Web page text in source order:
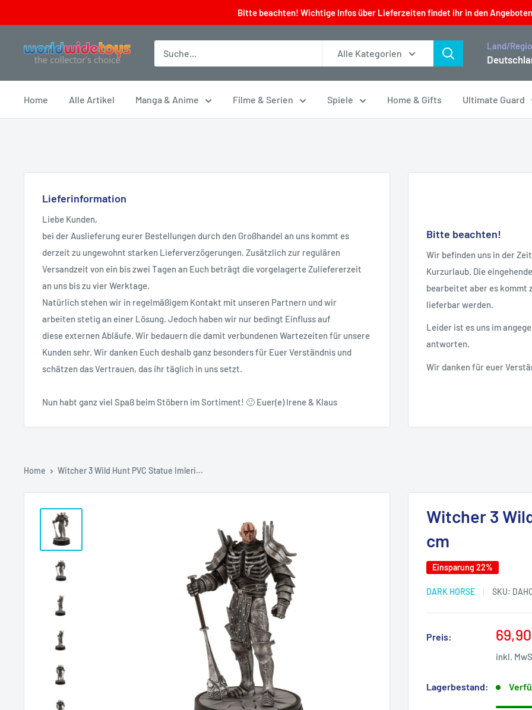
zum
Bitte beachten! Wichtige Infos über Lieferzeiten findet ihr in den
worldwidetoys Alle Kategorien
Land/
Home Alle Artikel Manga & Anime Filme & Serien Spiele Home & Gifts Ultimate Guard
Lieferinformation
Liebe Kunden,
bei der Auslieferung eurer Bestellungen durch den Großhandel an uns kommt es
derzeit zu ungewohnt starken Lieferverzögerungen. Zusätzlich zur regulären
Versandzeit von ein bis zwei Tagen an Euch beträgt die vorgelagerte Zuliefererzeit
an uns bis zu vier Werktage.
Natürlich stehen wir in regelmäßigem Kontakt mit unseren Partnern und wir
arbeiten stetig an einer Lösung. Jedoch haben wir nur bedingt Einfluss auf
diese externen Abläufe. Wir bedauern die damit verbundenen Wartezeiten für unsere
Kunden sehr. Wir danken Euch deshalb ganz besonders für Euer Verständnis und
schätzen das Vertrauen, das ihr täglich in uns setzt.
Nun habt ganz viel Spaß beim Stöbern im Sortiment! 🙂 Euer(e) Irene & Klaus
Bitte beachten!
Wir befinden uns in der
Kurzurlaub. Die
bearbeitet aber es kommt
lieferbar werden.
Leider ist es uns im
antworten.
Wir danken für euer
Home Witcher 3 Wild Hunt PVC Statue Imleri...
Witcher 3
cm
Einsparung 22%
DARK HORSE SKU:
Preis:
inkl.
Lagerbestand: